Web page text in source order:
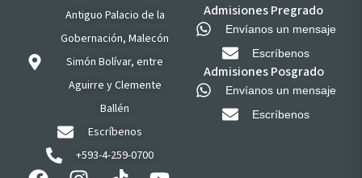
Antiguo Palacio de la
Gobernación, Malecón
Simón Bolívar, entre
Aguirre y Clemente
Ballén
Escríbenos
+593-4-259-0700
Admisiones Pregrado
Envíanos un mensaje
Escríbenos
Admisiones Posgrado
Envíanos un mensaje
Escríbenos